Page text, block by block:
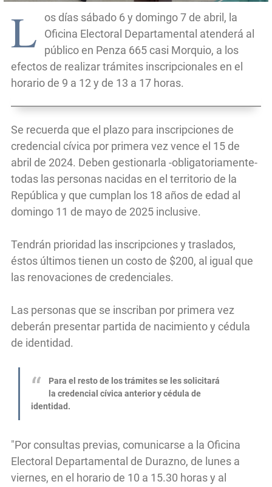
L
os días sábado 6 y domingo 7 de abril, la
Oficina Electoral Departamental atenderá al
público en Penza 665 casi Morquio, a los
efectos de realizar trámites inscripcionales en el
horario de 9 a 12 y de 13 a 17 horas.
Se recuerda que el plazo para inscripciones de
credencial cívica por primera vez vence el 15 de
abril de 2024. Deben gestionarla -obligatoriamente-
todas las personas nacidas en el territorio de la
República y que cumplan los 18 años de edad al
domingo 11 de mayo de 2025 inclusive.
Tendrán prioridad las inscripciones y traslados,
éstos últimos tienen un costo de $200, al igual que
las renovaciones de credenciales.
Las personas que se inscriban por primera vez
deberán presentar partida de nacimiento y cédula
de identidad.
Para el resto de los trámites se les solicitará
la credencial cívica anterior y cédula de
identidad.
"Por consultas previas, comunicarse a la Oficina
Electoral Departamental de Durazno, de lunes a
viernes, en el horario de 10 a 15.30 horas y al